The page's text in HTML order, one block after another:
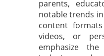
parents,
notable trends
content
videos, or
emphasize